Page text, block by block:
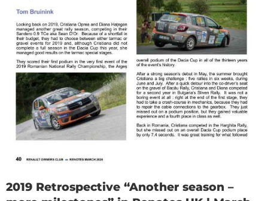
2019 Retrospective “Another season –